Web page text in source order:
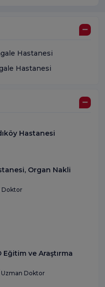
Hastanesi
Hastanesi
Hastanesi
Organ Nakli
Doktor
Eğitim ve Araştırma
Uzman Doktor